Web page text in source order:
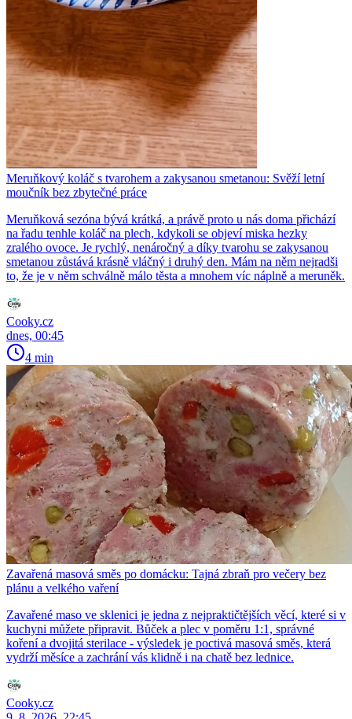
Meruňkový koláč s tvarohem a zakysanou smetanou: Svěží letní
moučník bez zbytečné práce
Meruňková sezóna bývá krátká, a právě proto u nás doma přichází
na řadu tenhle koláč na plech, kdykoli se objeví miska hezky
zralého ovoce. Je rychlý, nenáročný a díky tvarohu se zakysanou
smetanou zůstává krásně vláčný i druhý den. Mám na něm nejradši
to, že je v něm schválně málo těsta a mnohem víc náplně a meruněk.
Cooky.cz
dnes, 00:45
4 min
Zavařená masová směs po domácku: Tajná zbraň pro večery bez
plánu a velkého vaření
Zavařené maso ve sklenici je jedna z nejpraktičtějších věcí, které si v
kuchyni můžete připravit. Bůček a plec v poměru 1:1, správné
koření a dvojitá sterilace - výsledek je poctivá masová směs, která
vydrží měsíce a zachrání vás klidně i na chatě bez lednice.
Cooky.cz